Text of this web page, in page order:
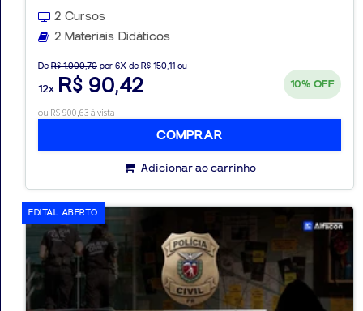
2 Cursos
2 Materiais Didáticos
De R$ 1.000,70 por 6X de R$ 150,11 ou
12x R$ 90,42 10% OFF
ou R$ 900,63 à vista
COMPRAR
Adicionar ao carrinho
EDITAL ABERTO